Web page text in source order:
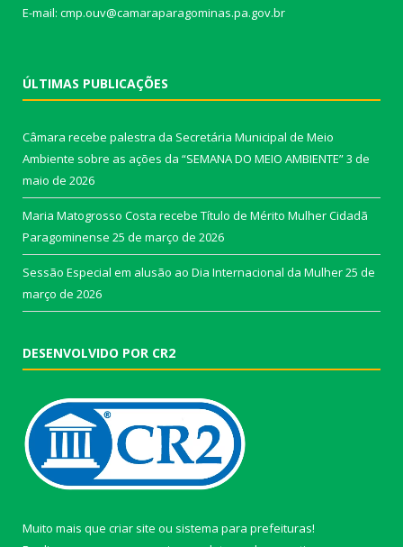
E-mail: cmp.ouv@camaraparagominas.pa.gov.br
ÚLTIMAS PUBLICAÇÕES
Câmara recebe palestra da Secretária Municipal de Meio
Ambiente sobre as ações da “SEMANA DO MEIO AMBIENTE”3 de
maio de 2026
Maria Matogrosso Costa recebe Título de Mérito Mulher Cidadã
Paragominense 25 de março de 2026
Sessão Especial em alusão ao Dia Internacional da Mulher25 de
março de 2026
DESENVOLVIDO POR CR2
Muito mais que criar site ou sistema para prefeituras!